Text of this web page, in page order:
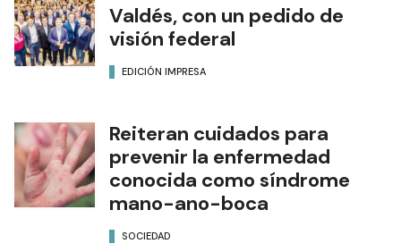
Valdés, con un pedido de
visión federal
EDICIÓN IMPRESA
Reiteran cuidados para
prevenir la enfermedad
conocida como síndrome
mano-ano-boca
SOCIEDAD